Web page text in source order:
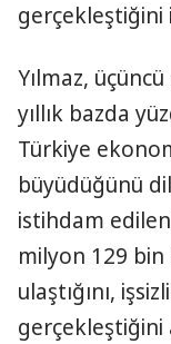
Yılmaz,
yıllık bazda
Türkiye
büyüdüğünü
istihdam
milyon 129
ulaştığını,
gerçekleştiğini